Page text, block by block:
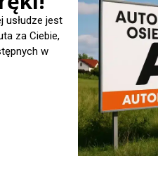
usłudze jest
za Ciebie,
w